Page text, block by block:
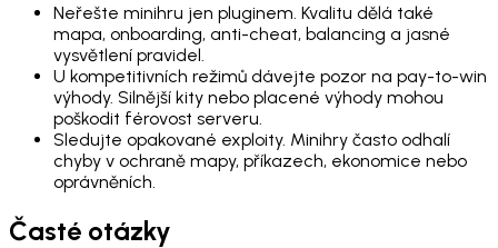
Neřešte minihru jen pluginem. Kvalitu dělá také
mapa, onboarding, anti-cheat, balancing a jasné
vysvětlení pravidel.
U kompetitivních režimů dávejte pozor na pay-to-win
výhody. Silnější kity nebo placené výhody mohou
poškodit férovost serveru.
Sledujte opakované exploity. Minihry často odhalí
chyby v ochraně mapy, příkazech, ekonomice nebo
oprávněních.
Časté otázky